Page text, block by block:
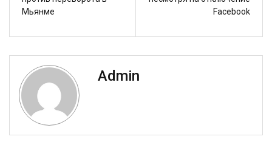
Мьянме
Facebook
Admin